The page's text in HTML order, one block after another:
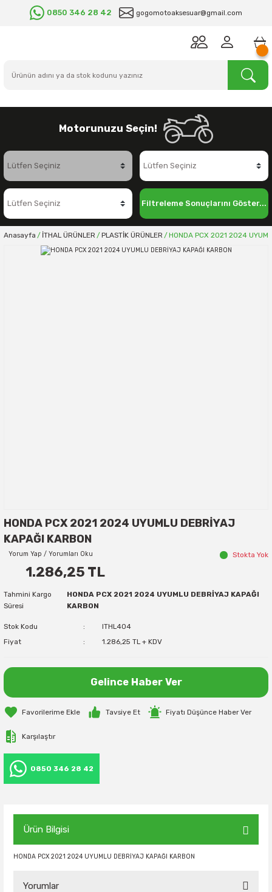
0850 346 28 42 gogomotoaksesuar@gmail.com
Motorunuzu Seçin!
Filtreleme Sonuçlarını Göster...
Anasayfa İTHAL ÜRÜNLER PLASTİK ÜRÜNLER HONDA PCX 2021 2024
HONDA PCX 2021 2024 UYUMLU DEBRİYAJ
KAPAĞI KARBON
Yorum Yap / Yorumları Oku Stokta Yok
1.286,25 TL
Tahmini Kargo
Süresi
HONDA PCX 2021 2024 UYUMLU DEBRİYAJ KAPAĞI
KARBON
Stok Kodu
ITHL404
Fiyat
1.286,25 TL + KDV
Gelince Haber Ver
Tavsiye Et Fiyatı Düşünce Haber Ver
Karşılaştır
0850 346 28 42
Ürün Bilgisi
HONDA PCX 2021 2024 UYUMLU DEBRİYAJ KAPAĞI KARBON
Yorumlar